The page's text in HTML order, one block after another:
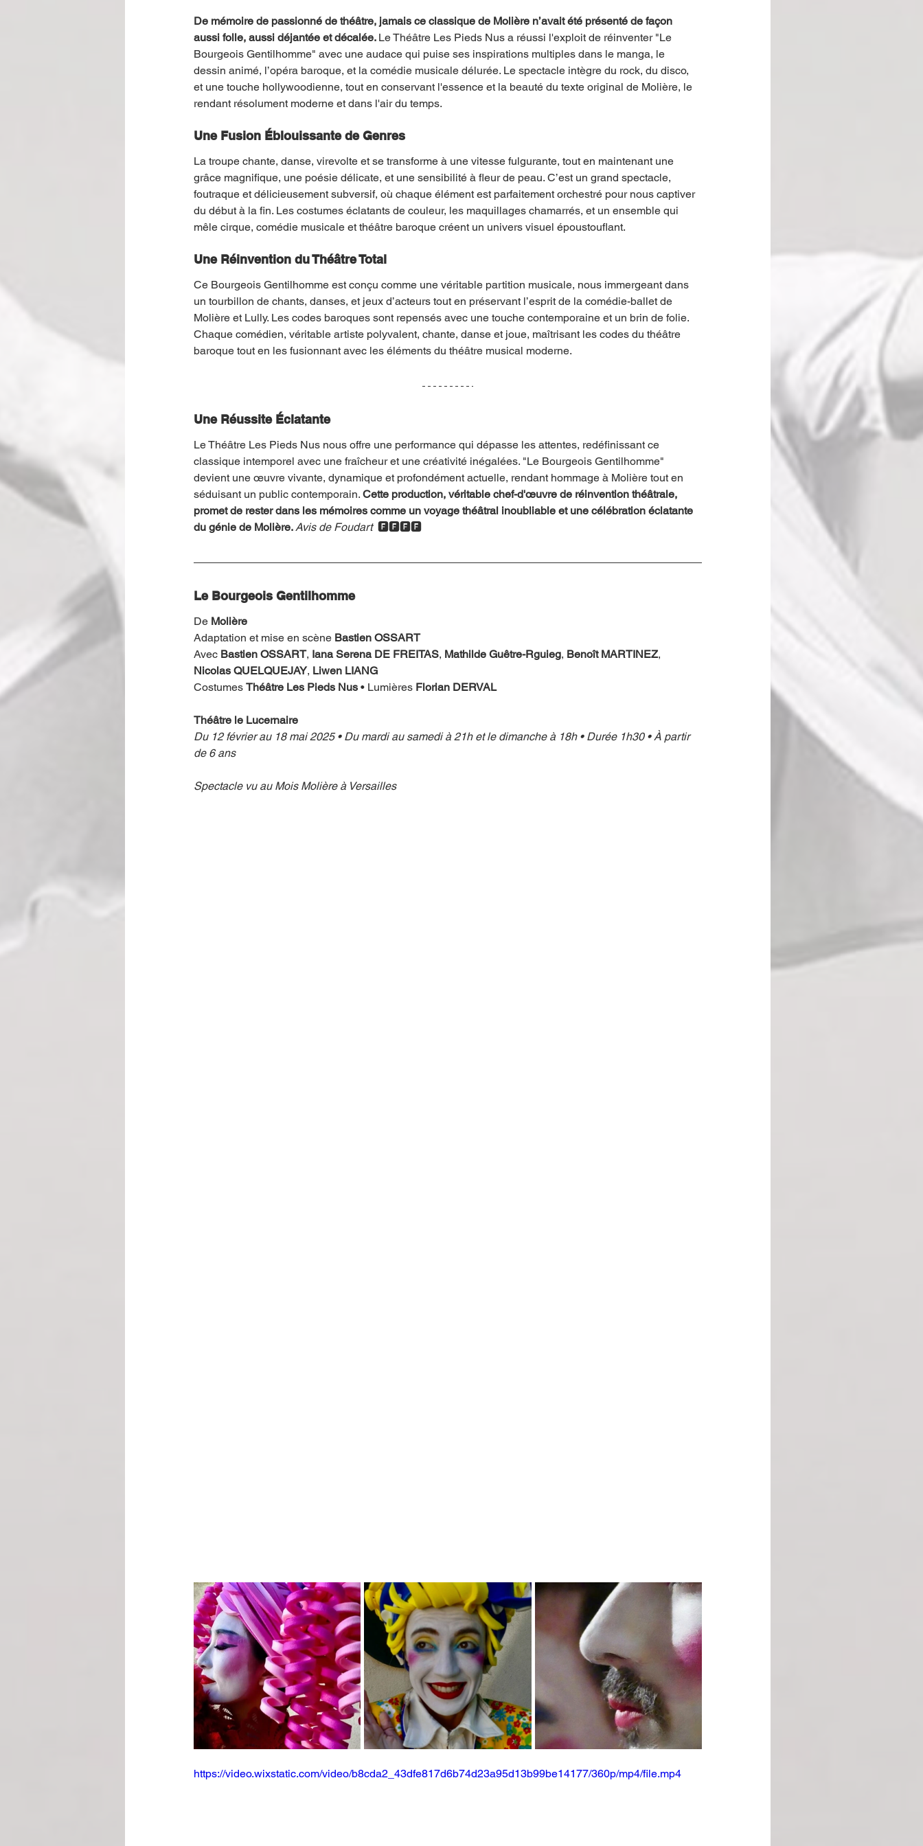
De mémoire de passionné de théâtre, jamais ce classique de Molière n’avait été présenté de façon
aussi folle, aussi déjantée et décalée. Le Théâtre Les Pieds Nus a réussi l'exploit de réinventer "Le
Bourgeois Gentilhomme" avec une audace qui puise ses inspirations multiples dans le manga, le
dessin animé, l’opéra baroque, et la comédie musicale délurée. Le spectacle intègre du rock, du disco,
et une touche hollywoodienne, tout en conservant l'essence et la beauté du texte original de Molière, le
rendant résolument moderne et dans l'air du temps.
Une Fusion Éblouissante de Genres
La troupe chante, danse, virevolte et se transforme à une vitesse fulgurante, tout en maintenant une
grâce magnifique, une poésie délicate, et une sensibilité à fleur de peau. C’est un grand spectacle,
foutraque et délicieusement subversif, où chaque élément est parfaitement orchestré pour nous captiver
du début à la fin. Les costumes éclatants de couleur, les maquillages chamarrés, et un ensemble qui
mêle cirque, comédie musicale et théâtre baroque créent un univers visuel époustouflant.
Une Réinvention du Théâtre Total
Ce Bourgeois Gentilhomme est conçu comme une véritable partition musicale, nous immergeant dans
un tourbillon de chants, danses, et jeux d’acteurs tout en préservant l’esprit de la comédie-ballet de
Molière et Lully. Les codes baroques sont repensés avec une touche contemporaine et un brin de folie.
Chaque comédien, véritable artiste polyvalent, chante, danse et joue, maîtrisant les codes du théâtre
baroque tout en les fusionnant avec les éléments du théâtre musical moderne.
Une Réussite Éclatante
Le Théâtre Les Pieds Nus nous offre une performance qui dépasse les attentes, redéfinissant ce
classique intemporel avec une fraîcheur et une créativité inégalées. "Le Bourgeois Gentilhomme"
devient une œuvre vivante, dynamique et profondément actuelle, rendant hommage à Molière tout en
séduisant un public contemporain. Cette production, véritable chef-d'œuvre de réinvention théâtrale,
promet de rester dans les mémoires comme un voyage théâtral inoubliable et une célébration éclatante
du génie de Molière. Avis de Foudart 🅵🅵🅵🅵
Le Bourgeois Gentilhomme
De Molière
Adaptation et mise en scène Bastien OSSART
Avec Bastien OSSART, Iana Serena DE FREITAS, Mathilde Guêtre-Rguieg, Benoît MARTINEZ,
Nicolas QUELQUEJAY, Liwen LIANG
Costumes Théâtre Les Pieds Nus • Lumières Florian DERVAL
Théâtre le Lucernaire
Du 12 février au 18 mai 2025 • Du mardi au samedi à 21h et le dimanche à 18h • Durée 1h30 • À partir
de 6 ans
Spectacle vu au Mois Molière à Versailles
https://video.wixstatic.com/video/b8cda2_43dfe817d6b74d23a95d13b99be14177/360p/mp4/file.mp4